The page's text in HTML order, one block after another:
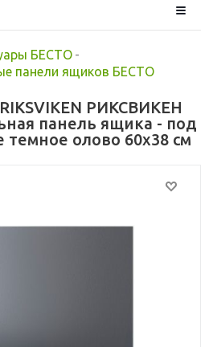
БЕСТО -
панели ящиков БЕСТО
РИКСВИКЕН
панель ящика - под
олово 60x38 см